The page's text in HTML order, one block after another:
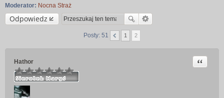
Moderator: Nocna Straż
Odpowiedz
Posty: 51 1 2
Hathor Cytuj